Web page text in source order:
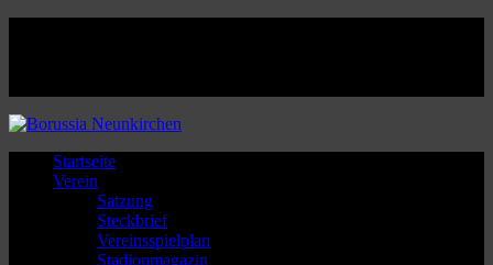
Startseite
Verein
Satzung
Steckbrief
Vereinsspielplan
Stadionmagazin